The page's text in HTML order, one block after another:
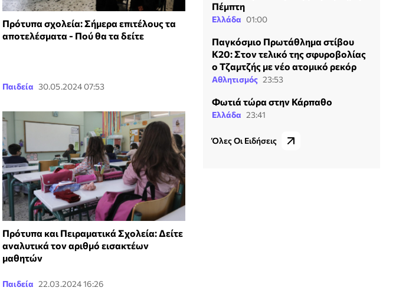
Πρότυπα σχολεία: Σήμερα επιτέλους τα
αποτελέσματα - Πού θα τα δείτε
Παιδεία 30.05.2024 07:53
Πρότυπα και Πειραματικά Σχολεία: Δείτε
αναλυτικά τον αριθμό εισακτέων
μαθητών
Παιδεία 22.03.2024 16:26
Πέμπτη
Ελλάδα 01:00
Παγκόσμιο Πρωτάθλημα στίβου
Κ20: Στον τελικό της σφυροβολίας
ο Τζαμτζής με νέο ατομικό ρεκόρ
Αθλητισμός 23:53
Φωτιά τώρα στην Κάρπαθο
Ελλάδα 23:41
Όλες Οι Ειδήσεις